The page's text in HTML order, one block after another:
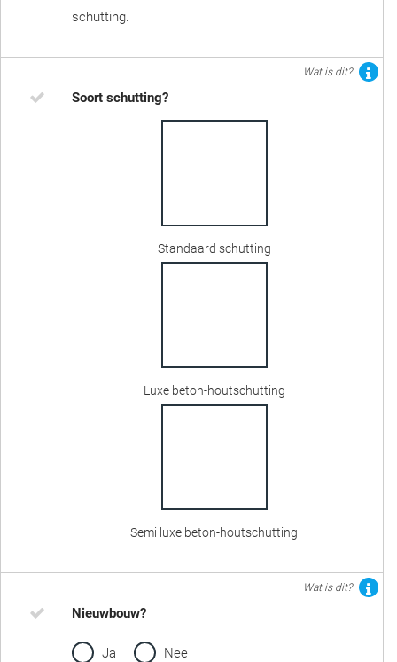
schutting.
Wat is dit?
Soort schutting?
Standaard schutting
Luxe beton-houtschutting
Semi luxe beton-houtschutting
Wat is dit?
Nieuwbouw?
Ja Nee